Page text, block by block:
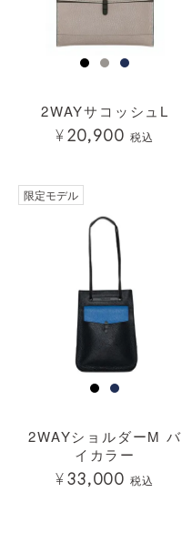
2WAYサコッシュL
¥20,900 税込
限定モデル
2WAYショルダーM バ
イカラー
¥33,000 税込